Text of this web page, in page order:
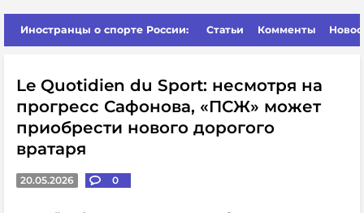
Иностранцы о спорте России: Статьи Комменты
Le Quotidien du Sport: несмотря на
прогресс Сафонова, «ПСЖ» может
приобрести нового дорогого
вратаря
20.05.2026 0